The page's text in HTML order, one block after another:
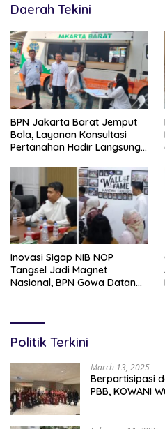
Daerah Tekini
BPN Jakarta Barat Jemput
Bola, Layanan Konsultasi
Pertanahan Hadir Langsung
Inovasi Sigap NIB NOP
Tangsel Jadi Magnet
Nasional, BPN Gowa Datang
Politik Terkini
March 13, 2025
Berpartisipasi
PBB, KOWANI